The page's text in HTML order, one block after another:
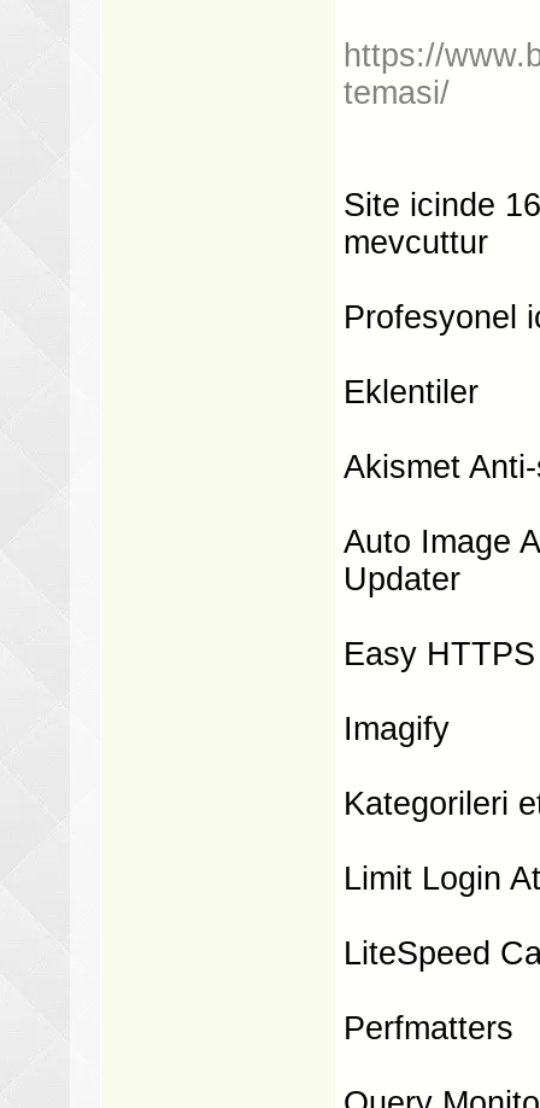
https://
temasi/
Site icinde
mevcuttur
Profesyonel
Eklentiler
Akismet
Auto Image
Updater
Easy
Imagify
Kategorileri
Limit Login
LiteSpeed
Perfmatters